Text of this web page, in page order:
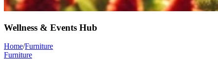
Wellness & Events Hub
Home/Furniture
Furniture